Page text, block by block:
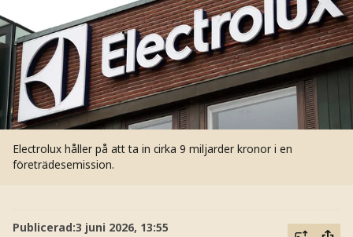
Electrolux håller på att ta in cirka 9 miljarder kronor i en
företrädesemission.
Publicerad:3 juni 2026, 13:55